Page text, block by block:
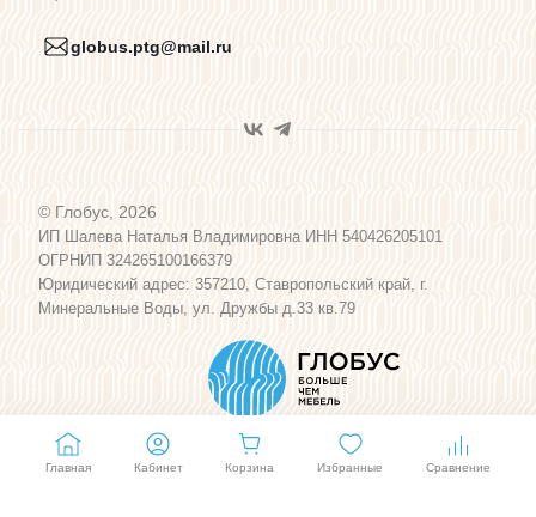
Пользовательское соглашение
Программа лояльности
Карта сайта
globus.ptg@mail.ru
© Глобус, 2026
ИП Шалева Наталья Владимировна ИНН 540426205101
ОГРНИП 324265100166379
Юридический адрес: 357210, Ставропольский край, г.
Минеральные Воды, ул. Дружбы д.33 кв.79
Главная Кабинет Корзина Избранные Сравнение